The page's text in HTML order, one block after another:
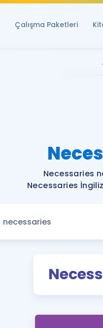
Çalışma Paketleri
Necessaries
Necessaries